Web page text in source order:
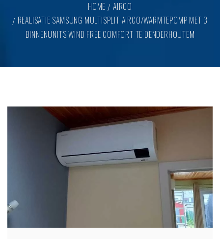
HOME
AIRCO
REALISATIE SAMSUNG MULTISPLIT AIRCO/WARMTEPOMP MET 3
BINNENUNITS WIND FREE COMFORT TE DENDERHOUTEM